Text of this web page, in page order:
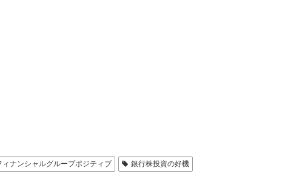
ィナンシャルグループポジティブ 銀行株投資の好機